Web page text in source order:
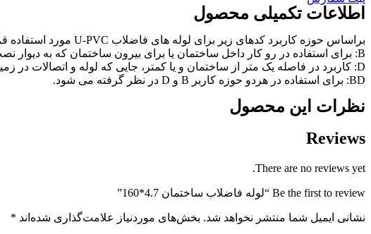
اطلاعات تکمیلی محصول
براساس حوزه کاربرد کدهای زیر برای لوله های فاضلاب U-PVC مورد استفاده قرار می گیرند:
B: برای استفاده در رو کار داخل ساختمان یا برای بیرون ساختمان که به دیوار نصب می شوند.
D: کاربرد در فاصله یک متر از ساختمان و یا کمتر، جایی که لوله و اتصالات در زمین دفن شده و به سیستم اصلی و خروجی فاضلاب شهری متصل می شود.
BD: برای استفاده در هردو حوزه کاربر B و D در نظر گرفته می شود.
نظرات این محصول
Reviews
There are no reviews yet.
Be the first to review “لوله فاضلاب ساختمان 4.7*160”
نشانی ایمیل شما منتشر نخواهد شد. بخش‌های موردنیاز علامت‌گذاری شده‌اند *